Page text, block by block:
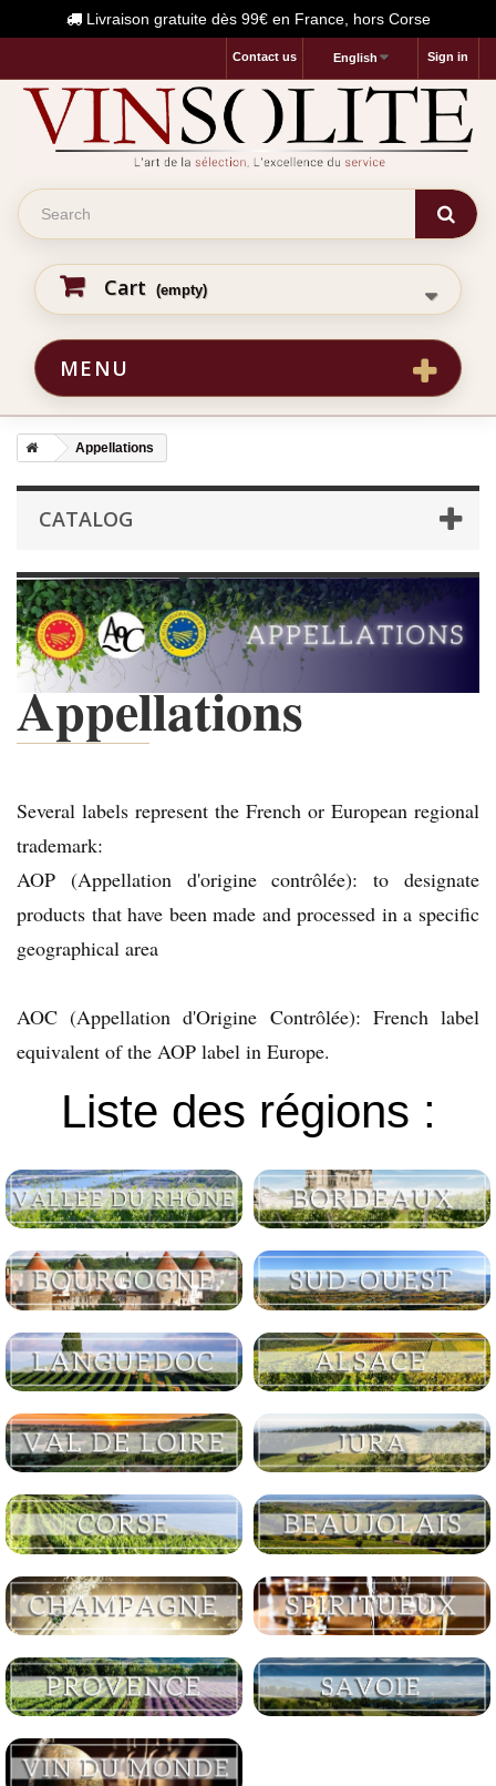
Livraison gratuite dès 99€ en France, hors Corse
Sign in
English
Contact us
Cart (empty)
MENU
Appellations
CATALOG
Appellations
Several labels represent the French or European regional
trademark:
AOP (Appellation d'origine contrôlée): to designate
products that have been made and processed in a specific
geographical area
AOC (Appellation d'Origine Contrôlée): French label
equivalent of the AOP label in Europe.
Liste des régions :